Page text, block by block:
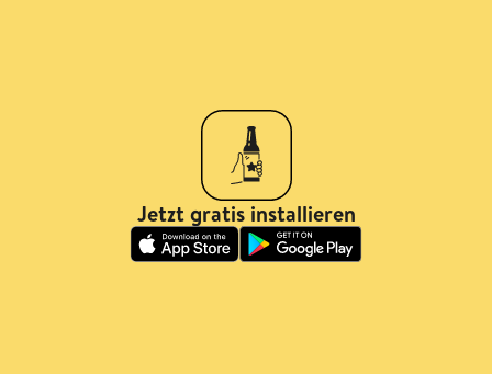
Jetzt gratis installieren